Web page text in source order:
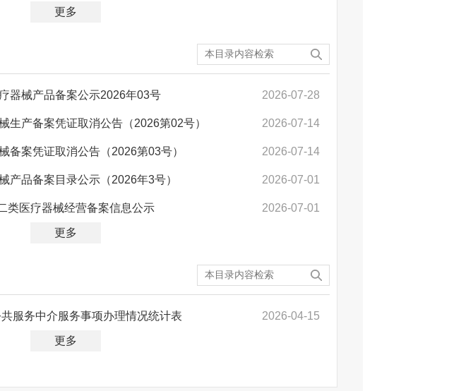
更多
器械产品备案公示2026年03号 2026-07-28
生产备案凭证取消公告（2026第02号） 2026-07-14
备案凭证取消公告（2026第03号） 2026-07-14
产品备案目录公示（2026年3号） 2026-07-01
类医疗器械经营备案信息公示 2026-07-01
更多
服务中介服务事项办理情况统计表 2026-04-15
更多